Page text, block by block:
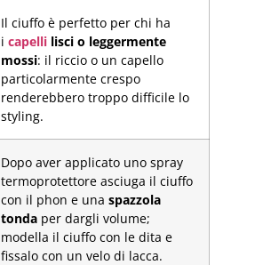
Il ciuffo è perfetto per chi ha
i capelli lisci o leggermente
mossi: il riccio o un capello
particolarmente crespo
renderebbero troppo difficile lo
styling.
Dopo aver applicato uno spray
termoprotettore asciuga il ciuffo
con il phon e una spazzola
tonda per dargli volume;
modella il ciuffo con le dita e
fissalo con un velo di lacca.